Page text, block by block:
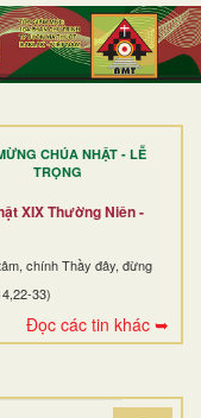
CHÚA NHẬT - LỄ
TRỌNG
XIX Thường Niên -
chính Thầy đây, đừng
33)
Đọc các tin khác ➥